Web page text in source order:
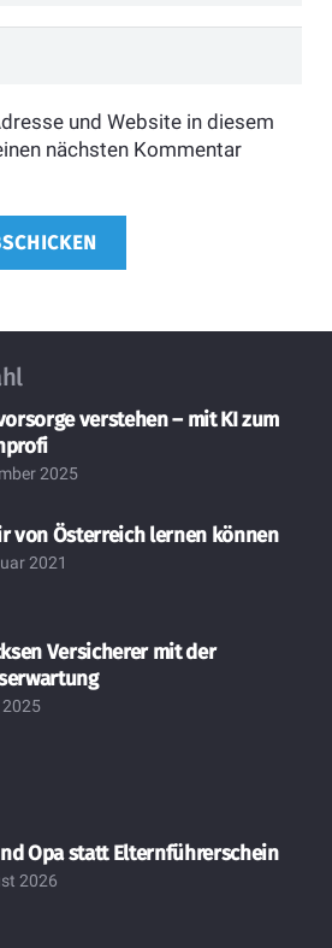
und Website in diesem
nächsten Kommentar
verstehen – mit KI zum
2025
von Österreich lernen können
2021
Versicherer mit der
2025
Opa statt Elternführerschein
2026